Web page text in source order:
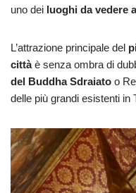
uno dei luoghi da vedere
L’attrazione principale del
cittàè senza ombra di
del Buddha Sdraiato o
delle più grandi esistenti in